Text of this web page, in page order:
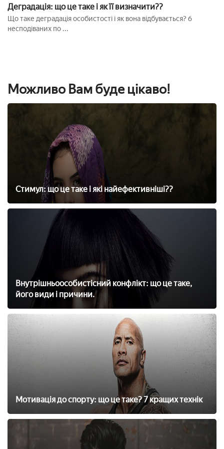
Деградація: що це таке і як її визначити??
Що таке деградація особистості і як вона відбувається? 6
несподіваних по ...
Можливо Вам буде цікаво!
Стимул: що це таке і які найефективніші??
Внутрішньоособистісний конфлікт: що це таке,
його види і причини.
Мотивація до спорту: що це таке? 7 кращих технік